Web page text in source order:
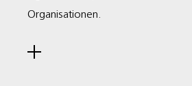
Organisationen.